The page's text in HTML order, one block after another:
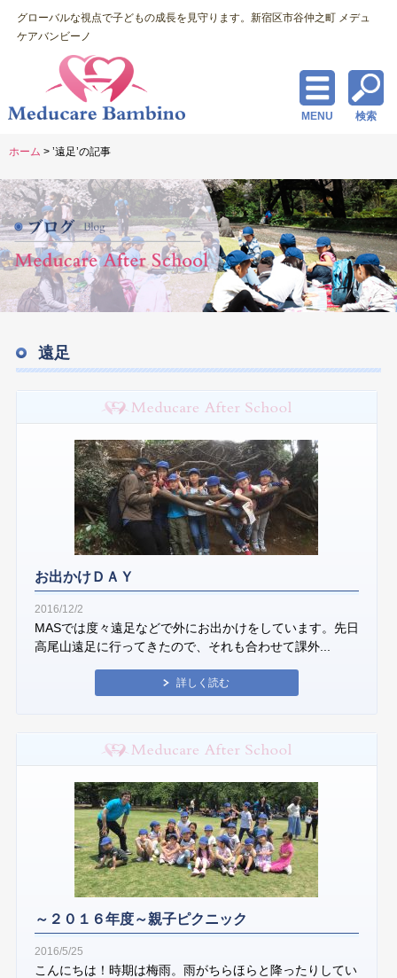
グローバルな視点で子どもの成長を見守ります。新宿区市谷仲之町 メデュ
ケアバンビーノ
検索
MENU
ホーム > ’遠足’の記事
遠足
お出かけＤＡＹ
2016/12/2
MASでは度々遠足などで外にお出かけをしています。先日
高尾山遠足に行ってきたので、それも合わせて課外...
詳しく読む
～２０１６年度～親子ピクニック
2016/5/25
こんにちは！時期は梅雨。雨がちらほらと降ったりしてい